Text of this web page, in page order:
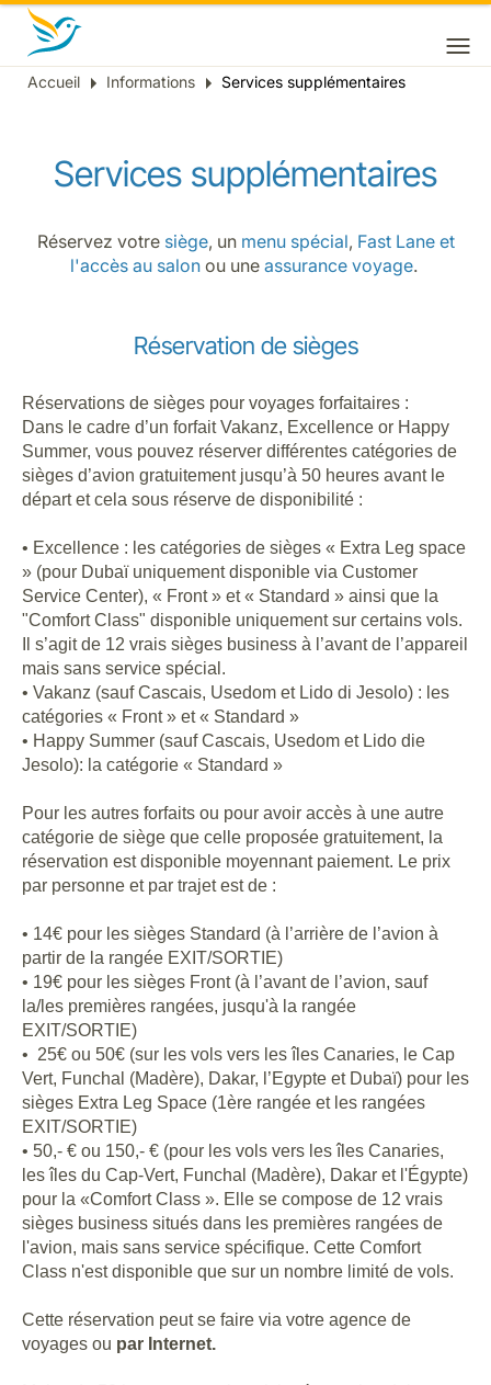
Fil
Accueil Informations Services supplémentaires
Services supplémentaires
Réservez votre siège, un menu spécial, Fast Lane et
l'accès au salonou une assurance voyage.
Réservation de sièges
Réservations de sièges pour voyages forfaitaires :
Dans le cadre d’un forfait Vakanz, Excellence or Happy
Summer, vous pouvez réserver différentes catégories de
sièges d’avion gratuitement jusqu’à 50 heures avant le
départ et cela sous réserve de disponibilité :
• Excellence : les catégories de sièges « Extra Leg space
» (pour Dubaï uniquement disponible via Customer
Service Center), « Front » et « Standard » ainsi que la
"Comfort Class" disponible uniquement sur certains vols.
Il s’agit de 12 vrais sièges business à l’avant de l’appareil
mais sans service spécial.
• Vakanz (sauf Cascais, Usedom et Lido di Jesolo) : les
catégories « Front » et « Standard »
• Happy Summer (sauf Cascais, Usedom et Lido die
Jesolo): la catégorie « Standard »
Pour les autres forfaits ou pour avoir accès à une autre
catégorie de siège que celle proposée gratuitement, la
réservation est disponible moyennant paiement. Le prix
par personne et par trajet est de :
• 14€ pour les sièges Standard (à l’arrière de l’avion à
partir de la rangée EXIT/SORTIE)
• 19€ pour les sièges Front (à l’avant de l’avion, sauf
la/les premières rangées, jusqu'à la rangée
EXIT/SORTIE)
• 25€ ou 50€ (sur les vols vers les îles Canaries, le Cap
Vert, Funchal (Madère), Dakar, l’Egypte et Dubaï) pour les
sièges Extra Leg Space (1ère rangée et les rangées
EXIT/SORTIE)
• 50,- € ou 150,- € (pour les vols vers les îles Canaries,
les îles du Cap-Vert, Funchal (Madère), Dakar et l'Égypte)
pour la «Comfort Class ». Elle se compose de 12 vrais
sièges business situés dans les premières rangées de
l'avion, mais sans service spécifique. Cette Comfort
Class n'est disponible que sur un nombre limité de vols.
Cette réservation peut se faire via votre agence de
voyages ou par Internet.